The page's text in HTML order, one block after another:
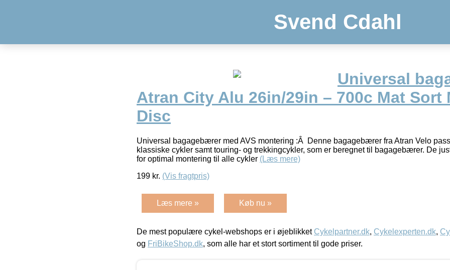
Svend Cdahl
Universal
Atran City Alu 26in/29in – 700c Mat Sort
Disc
Universal bagagebærer med AVS montering :Â Denne bagagebærer fra Atran Velo
klassiske cykler samt touring- og trekkingcykler, som er beregnet til bagagebærer. De
for optimal montering til alle cykler (Læs mere)
199 kr. (Vis fragtpris)
Læs mere » Køb nu »
De mest populære cykel-webshops er i øjeblikket Cykelpartner.dk, Cykelexperten.dk,
og FriBikeShop.dk, som alle har et stort sortiment til gode priser.